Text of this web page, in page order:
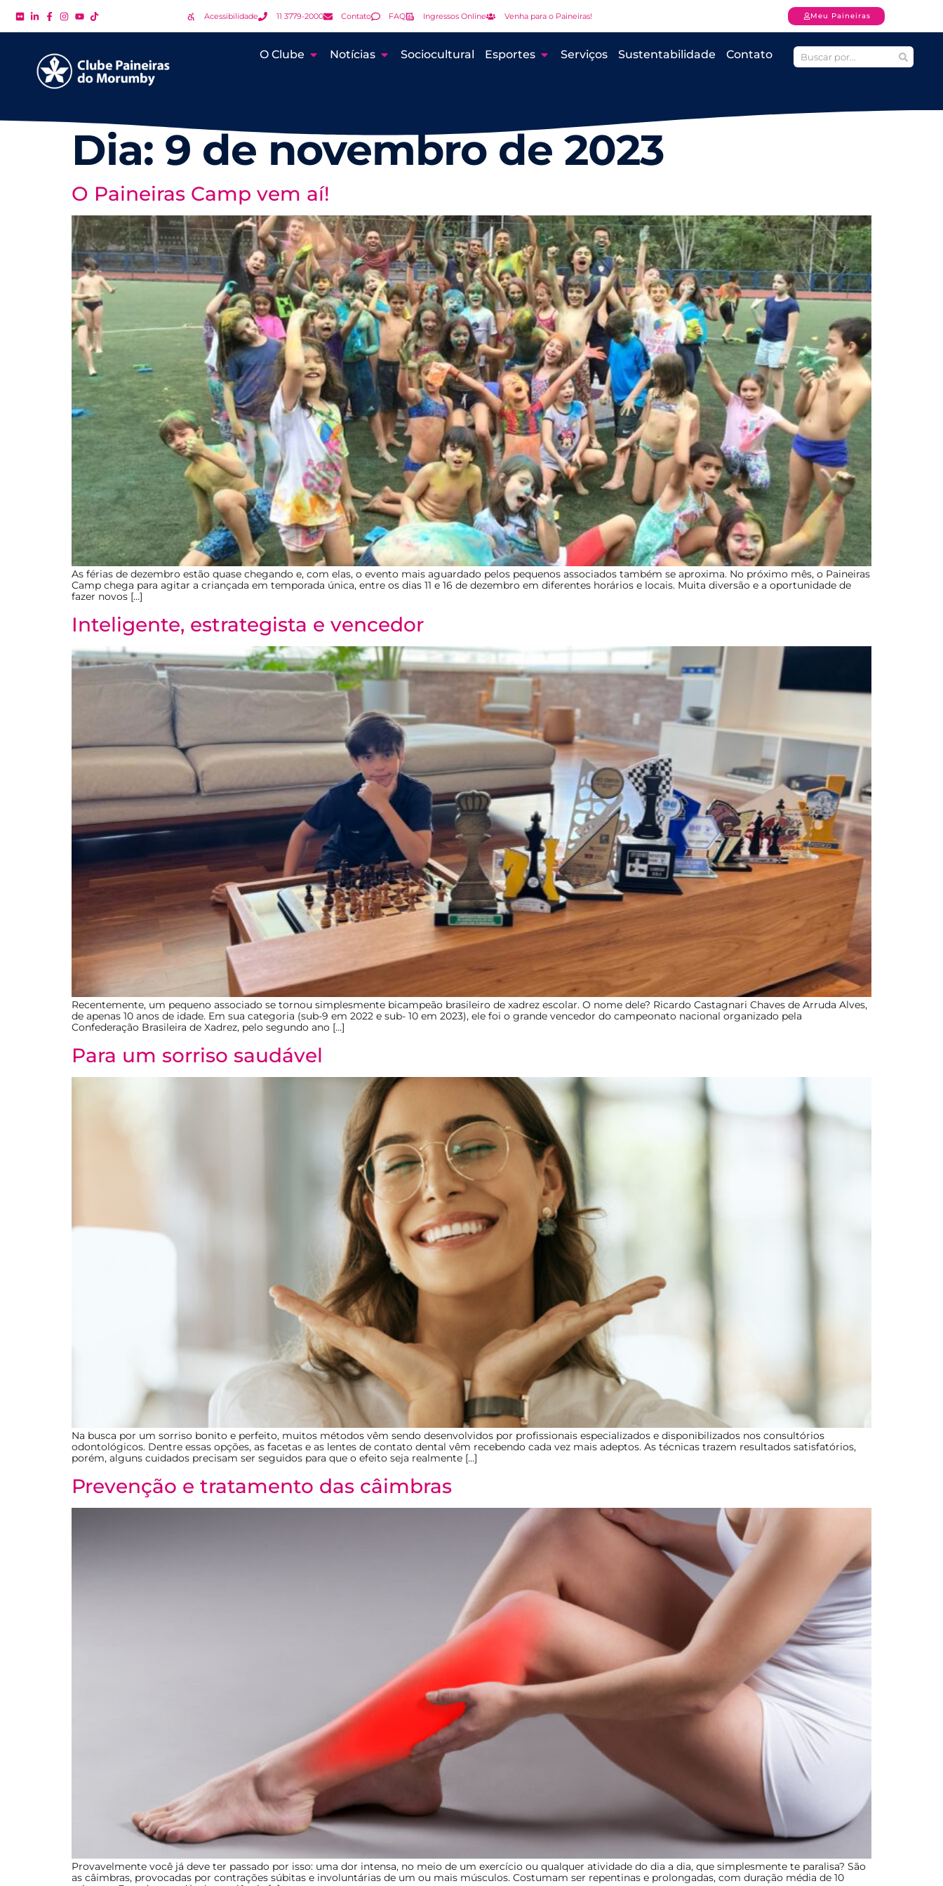
Acessibilidade 11 3779-2000 Contato FAQ Ingressos Online Venha para o Paineiras! Meu Paineiras
O Clube Notícias Sociocultural Esportes Serviços Sustentabilidade Contato
Dia: 9 de novembro de 2023
O Paineiras Camp vem aí!
As férias de dezembro estão quase chegando e, com elas, o evento mais aguardado pelos pequenos associados também se aproxima. No próximo mês, o Paineiras
Camp chega para agitar a criançada em temporada única, entre os dias 11 e 16 de dezembro em diferentes horários e locais. Muita diversão e a oportunidade de
fazer novos […]
Inteligente, estrategista e vencedor
Recentemente, um pequeno associado se tornou simplesmente bicampeão brasileiro de xadrez escolar. O nome dele? Ricardo Castagnari Chaves de Arruda Alves,
de apenas 10 anos de idade. Em sua categoria (sub-9 em 2022 e sub- 10 em 2023), ele foi o grande vencedor do campeonato nacional organizado pela
Confederação Brasileira de Xadrez, pelo segundo ano […]
Para um sorriso saudável
Na busca por um sorriso bonito e perfeito, muitos métodos vêm sendo desenvolvidos por profissionais especializados e disponibilizados nos consultórios
odontológicos. Dentre essas opções, as facetas e as lentes de contato dental vêm recebendo cada vez mais adeptos. As técnicas trazem resultados satisfatórios,
porém, alguns cuidados precisam ser seguidos para que o efeito seja realmente […]
Prevenção e tratamento das câimbras
Provavelmente você já deve ter passado por isso: uma dor intensa, no meio de um exercício ou qualquer atividade do dia a dia, que simplesmente te paralisa? São
as câimbras, provocadas por contrações súbitas e involuntárias de um ou mais músculos. Costumam ser repentinas e prolongadas, com duração média de 10